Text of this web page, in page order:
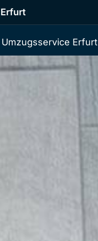
Umzugsservice Erfurt